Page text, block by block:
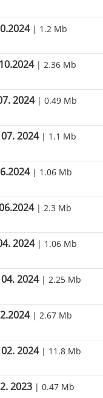
| 1.2 Mb
| 2.36 Mb
2024| 0.49 Mb
2024| 1.1 Mb
| 1.06 Mb
| 2.3 Mb
2024| 1.06 Mb
2024| 2.25 Mb
| 2.67 Mb
2024| 11.8 Mb
2023 | 0.47 Mb